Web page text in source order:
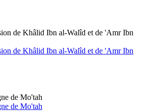
de Khâlid Ibn al-Walîd et de 'Amr Ibn
de Khâlid Ibn al-Walîd et de 'Amr Ibn
de Mo'tah
de Mo'tah